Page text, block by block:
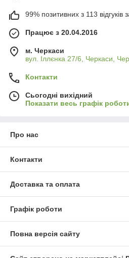
99% позитивних з 113 відгуків
Працює з 20.04.2016
м. Черкаси
вул. Іллєнка 27/6, Черкаси,
Контакти
Сьогодні вихідний
Показати весь графік
Про нас
Контакти
Доставка та оплата
Графік роботи
Повна версія сайту